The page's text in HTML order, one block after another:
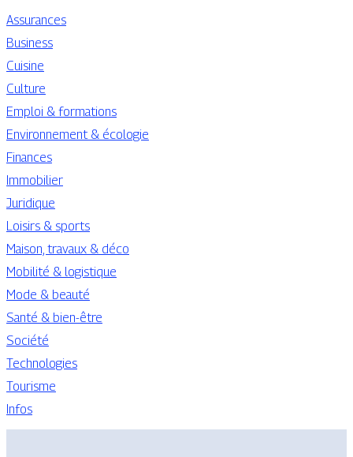
Assurances
Business
Cuisine
Culture
Emploi & formations
Environnement & écologie
Finances
Immobilier
Juridique
Loisirs & sports
Maison, travaux & déco
Mobilité & logistique
Mode & beauté
Santé & bien-être
Société
Technologies
Tourisme
Infos